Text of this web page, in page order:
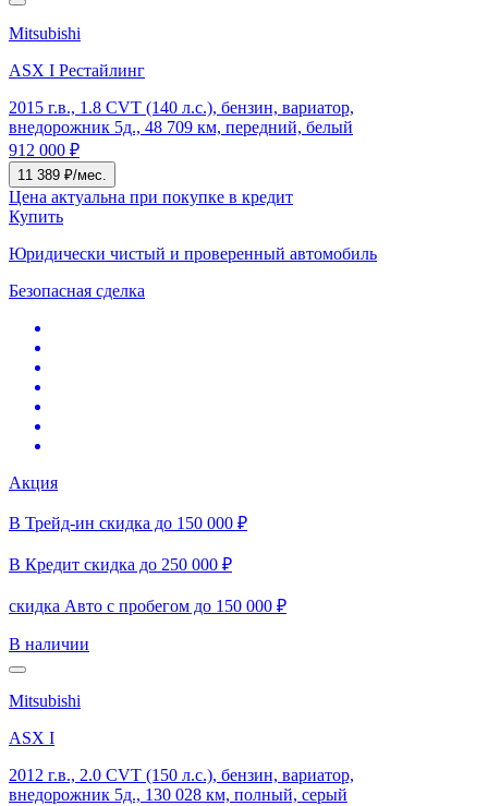
Mitsubishi
ASX I Рестайлинг
2015 г.в., 1.8 CVT (140 л.с.), бензин, вариатор,
внедорожник 5д., 48 709 км, передний, белый
912 000 ₽
11 389 ₽/мес.
Цена актуальна при покупке в кредит
Купить
Юридически чистый и проверенный автомобиль
Безопасная сделка
Акция
В Трейд-ин скидка до 150 000 ₽
В Кредит скидка до 250 000 ₽
скидка Авто с пробегом до 150 000 ₽
В наличии
Mitsubishi
ASX I
2012 г.в., 2.0 CVT (150 л.с.), бензин, вариатор,
внедорожник 5д., 130 028 км, полный, серый